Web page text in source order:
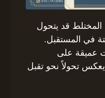
المختلط قد يتحول
في المستقبل.
عميقة على
يعكس تحولاً نحو تقبل